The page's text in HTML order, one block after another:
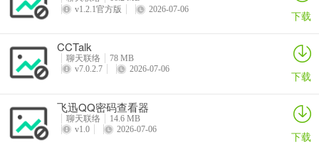
v1.2.1官方版
2026-07-06 下载
CCTalk
聊天联络
78 MB
v7.0.2.7
2026-07-06 下载
飞迅QQ密码查看器
聊天联络
14.6 MB
v1.0
2026-07-06 下载